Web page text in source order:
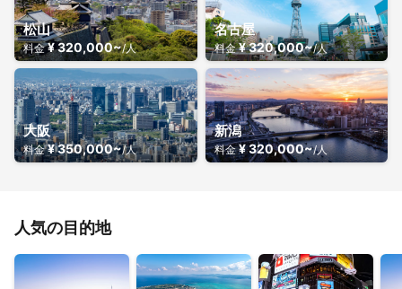
松山
料金¥ 320,000~/人
名古屋
料金¥ 320,000~/人
大阪
料金¥ 350,000~/人
新潟
料金¥ 320,000~/人
人気の目的地